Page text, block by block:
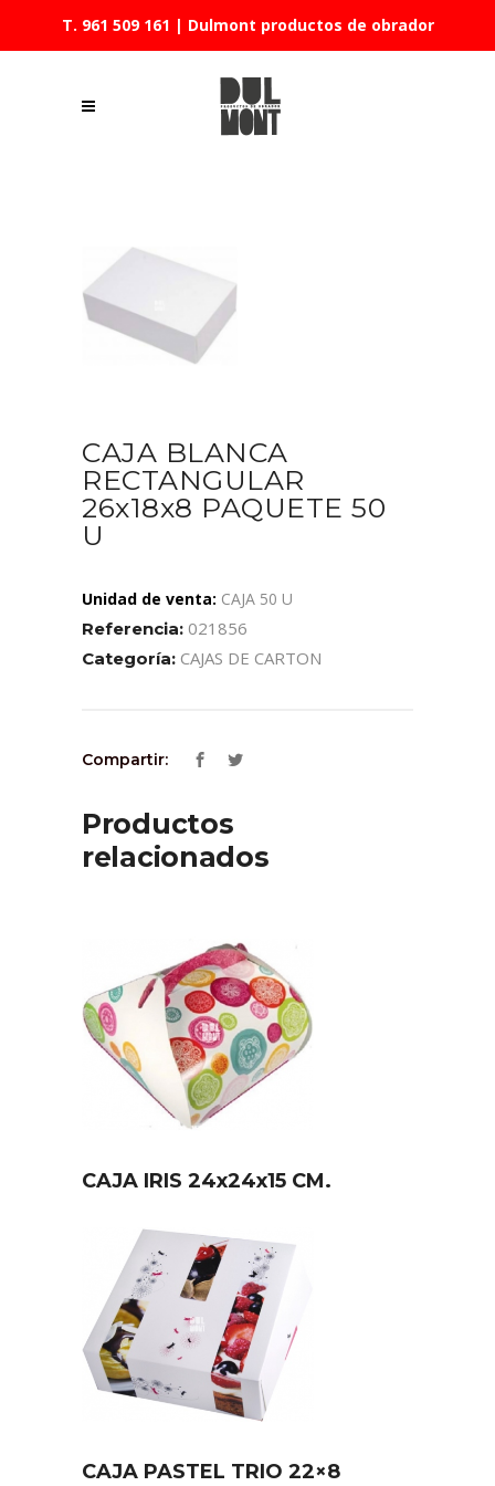
T. 961 509 161 | Dulmont productos de obrador
CAJA BLANCA
RECTANGULAR
26x18x8 PAQUETE 50
U
Unidad de venta: CAJA 50 U
Referencia: 021856
Categoría: CAJAS DE CARTON
Compartir:
Productos
relacionados
CAJA IRIS 24x24x15 CM.
CAJA PASTEL TRIO 22×8